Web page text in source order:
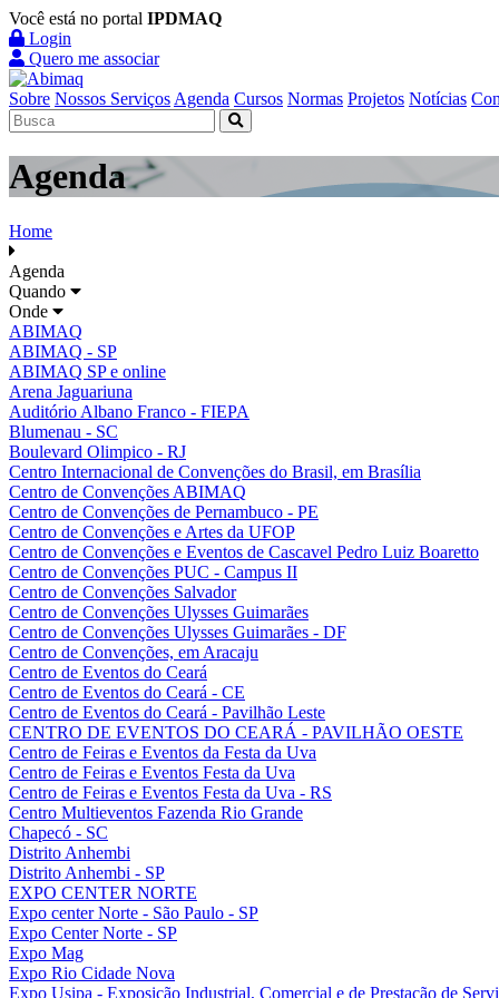
Você está no portal IPDMAQ
Login
Quero me associar
Sobre Nossos Serviços Agenda Cursos Normas Projetos Notícias
Agenda
Home
Agenda
Quando
Onde
ABIMAQ
ABIMAQ - SP
ABIMAQ SP e online
Arena Jaguariuna
Auditório Albano Franco - FIEPA
Blumenau - SC
Boulevard Olimpico - RJ
Centro Internacional de Convenções do Brasil, em Brasília
Centro de Convenções ABIMAQ
Centro de Convenções de Pernambuco - PE
Centro de Convenções e Artes da UFOP
Centro de Convenções e Eventos de Cascavel Pedro Luiz Boaretto
Centro de Convenções PUC - Campus II
Centro de Convenções Salvador
Centro de Convenções Ulysses Guimarães
Centro de Convenções Ulysses Guimarães - DF
Centro de Convenções, em Aracaju
Centro de Eventos do Ceará
Centro de Eventos do Ceará - CE
Centro de Eventos do Ceará - Pavilhão Leste
CENTRO DE EVENTOS DO CEARÁ - PAVILHÃO OESTE
Centro de Feiras e Eventos da Festa da Uva
Centro de Feiras e Eventos Festa da Uva
Centro de Feiras e Eventos Festa da Uva - RS
Centro Multieventos Fazenda Rio Grande
Chapecó - SC
Distrito Anhembi
Distrito Anhembi - SP
EXPO CENTER NORTE
Expo center Norte - São Paulo - SP
Expo Center Norte - SP
Expo Mag
Expo Rio Cidade Nova
Expo Usipa - Exposição Industrial, Comercial e de Prestação de